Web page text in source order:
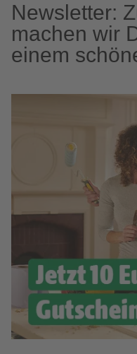
Newsletter:
machen wir
einem